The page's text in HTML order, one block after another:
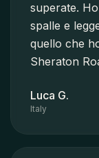
superate.
spalle e
quello che
Sheraton
consigliato.
Luca G.
Italy